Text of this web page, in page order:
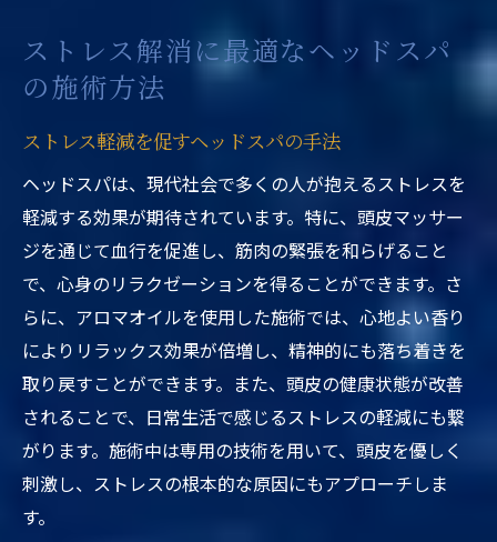
ストレス解消に最適なヘッドスパ
の施術方法
ストレス軽減を促すヘッドスパの手法
ヘッドスパは、現代社会で多くの人が抱えるストレスを
軽減する効果が期待されています。特に、頭皮マッサー
ジを通じて血行を促進し、筋肉の緊張を和らげること
で、心身のリラクゼーションを得ることができます。さ
らに、アロマオイルを使用した施術では、心地よい香り
によりリラックス効果が倍増し、精神的にも落ち着きを
取り戻すことができます。また、頭皮の健康状態が改善
されることで、日常生活で感じるストレスの軽減にも繋
がります。施術中は専用の技術を用いて、頭皮を優しく
刺激し、ストレスの根本的な原因にもアプローチしま
す。